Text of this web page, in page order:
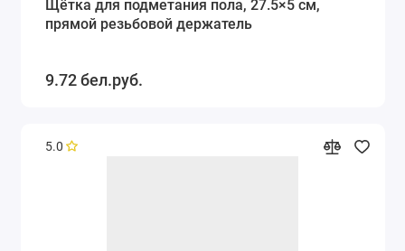
Щётка для подметания пола, 27.5×5 см,
прямой резьбовой держатель
9.72 бел.руб.
5.0